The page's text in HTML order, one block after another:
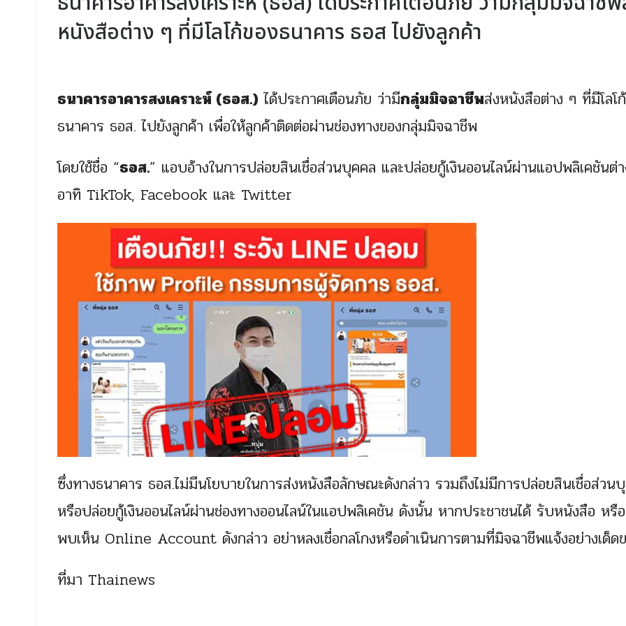
หนังสือต่าง ๆ ที่มีโลโก้ของธนาคาร ธอส ไปยังลูกค้า
ธนาคารอาคารสงเคราะห์ (ธอส.) ได้ประกาศเตือนภัย ว่ามีกลุ่มมิจฉาชีพส่งหนังสือต่าง ๆ ที่มีโลโ
ธนาคาร ธอส. ไปยังลูกค้า เพื่อให้ลูกค้าติดต่อผ่านช่องทางของกลุ่มมิจฉาชีพ
โดยใช้ชื่อ “ธอส.” แอบอ้างในการปล่อยสินเชื่อส่วนบุคคล และปล่อยกู้เงินออนไลน์ผ่านแอปพลิเคชันต่
อาทิ TikTok, Facebook และ Twitter
ซึ่งทางธนาคาร ธอส.ไม่มีนโยบายในการส่งหนังสือลักษณะดังกล่าว รวมถึงไม่มีการปล่อยสินเชื่อส่วน
หรือปล่อยกู้เงินออนไลน์ผ่านช่องทางออนไลน์ในแอปพลิเคชัน ดังนั้น หากประชาชนได้ รับหนังสือ หรือ
พบเห็น Online Account ดังกล่าว อย่าหลงเชื่อกลโกงหรือดำเนินการตามที่มิจฉาชีพแจ้งอย่างเด็ด
ที่มา Thainews